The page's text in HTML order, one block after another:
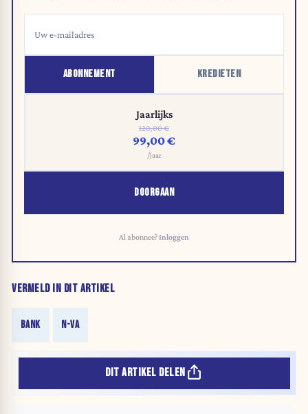
ABONNEMENT KREDIETEN
Jaarlijks
120,00 €
99,00 €
/jaar
DOORGAAN
Al abonnee?Inloggen
VERMELD IN DIT ARTIKEL
BANK N-VA
DIT ARTIKEL DELEN